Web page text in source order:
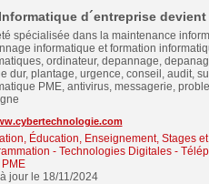
d´entreprise
spécialisée dans la maintenance
informatique et formation
ordinateur, depannage,
dur, plantage, urgence, conseil, audit,
PME, antivirus, messagerie,
Éducation, Enseignement, Stages
- Technologies Digitales-
PME
jour le 18/11/2024